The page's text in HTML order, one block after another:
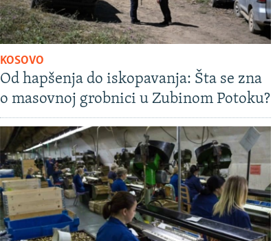
KOSOVO
Od hapšenja do iskopavanja: Šta se zna
o masovnoj grobnici u Zubinom Potoku?